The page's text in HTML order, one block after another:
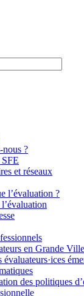
nous ?
et réseaux
l’évaluation ?
en Grande
évaluateurs·ices
des politiques